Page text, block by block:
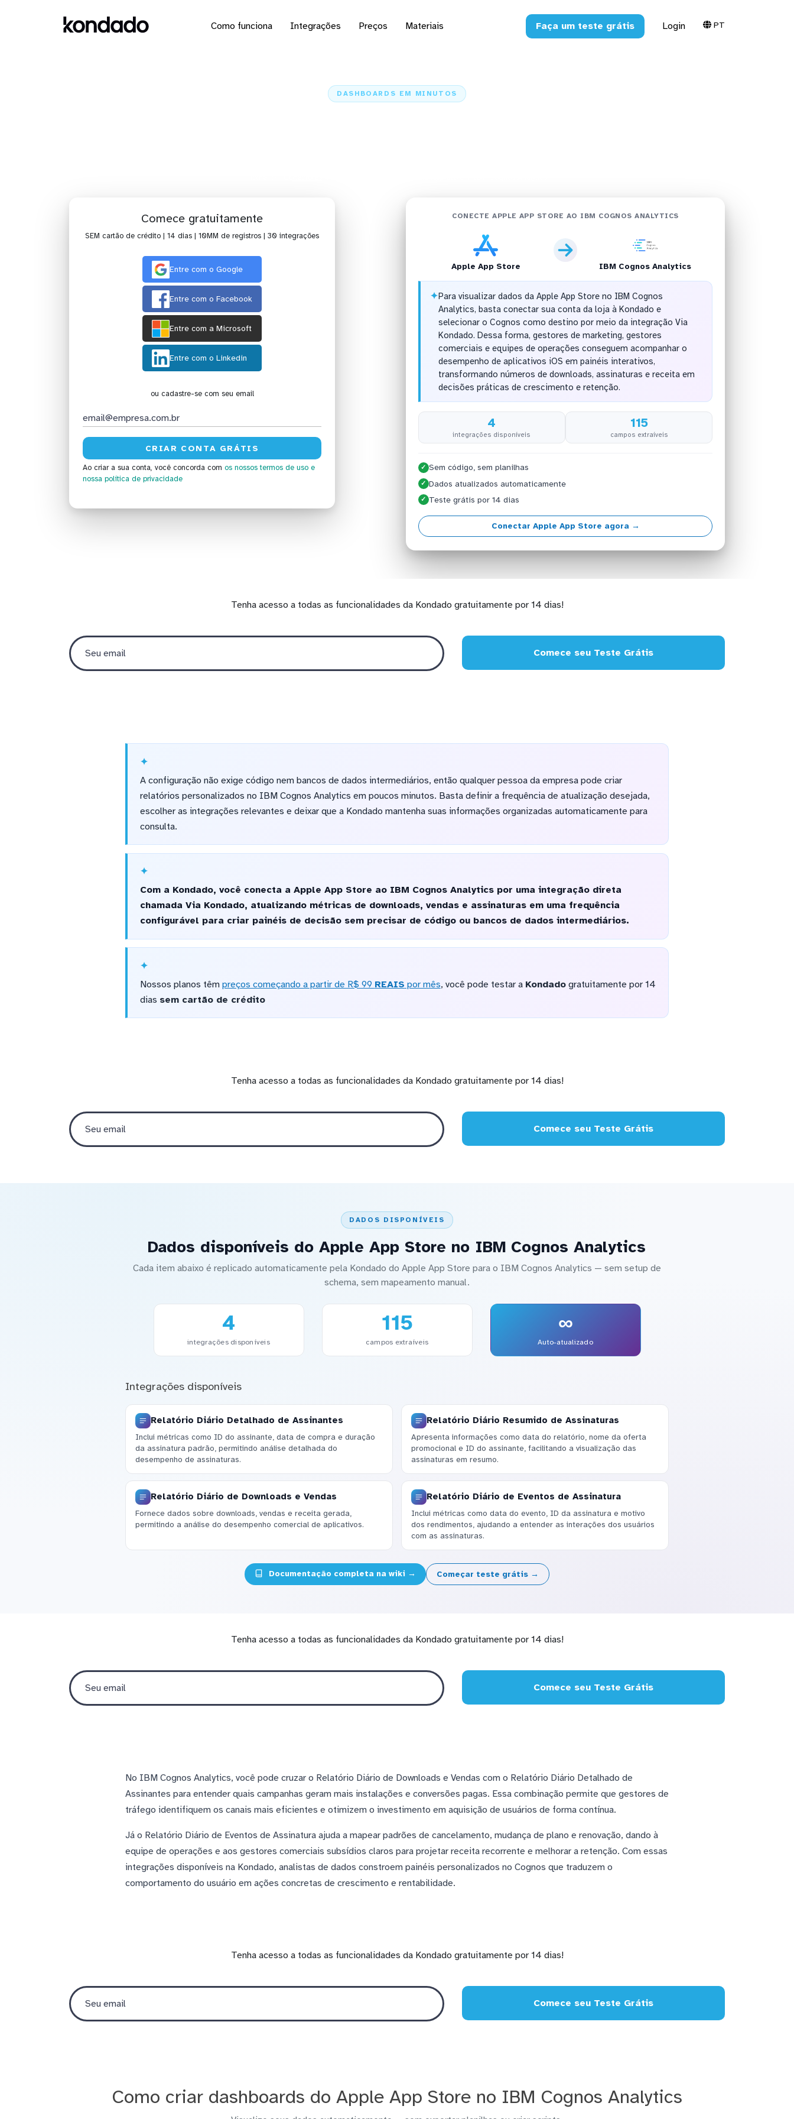
Como funciona Integrações Preços Materiais Faça um teste grátis Login PT
DASHBOARDS EM MINUTOS
Comece gratuitamente
SEM cartão de crédito | 14 dias | 10MM de registros | 30 integrações
Entre com o Google
Entre com o Facebook
Entre com a Microsoft
Entre com o Linkedin
ou cadastre-se com seu email
Ao criar a sua conta, você concorda com os nossos termos de uso e
nossa política de privacidade
CONECTE APPLE APP STORE AO IBM COGNOS ANALYTICS
Apple App Store IBM Cognos Analytics
✦Para visualizar dados da Apple App Store no IBM Cognos
Analytics, basta conectar sua conta da loja à Kondado e
selecionar o Cognos como destino por meio da integração Via
Kondado. Dessa forma, gestores de marketing, gestores
comerciais e equipes de operações conseguem acompanhar o
desempenho de aplicativos iOS em painéis interativos,
transformando números de downloads, assinaturas e receita em
decisões práticas de crescimento e retenção.
4
integrações disponíveis
115
campos extraíveis
✓ Sem código, sem planilhas
✓ Dados atualizados automaticamente
✓ Teste grátis por 14 dias
Conectar Apple App Store agora →
Tenha acesso a todas as funcionalidades da Kondado gratuitamente por 14 dias!
Comece seu Teste Grátis
A configuração não exige código nem bancos de dados intermediários, então qualquer pessoa da empresa pode criar
relatórios personalizados no IBM Cognos Analytics em poucos minutos. Basta definir a frequência de atualização desejada,
escolher as integrações relevantes e deixar que a Kondado mantenha suas informações organizadas automaticamente para
consulta.
Com a Kondado, você conecta a Apple App Store ao IBM Cognos Analytics por uma integração direta
chamada Via Kondado, atualizando métricas de downloads, vendas e assinaturas em uma frequência
configurável para criar painéis de decisão sem precisar de código ou bancos de dados intermediários.
Nossos planos têm preços começando a partir de R$ 99 REAIS por mês, você pode testar a Kondadogratuitamente por 14
dias sem cartão de crédito
Tenha acesso a todas as funcionalidades da Kondado gratuitamente por 14 dias!
Comece seu Teste Grátis
DADOS DISPONÍVEIS
Dados disponíveis do Apple App Store no IBM Cognos Analytics
Cada item abaixo é replicado automaticamente pela Kondado do Apple App Store para o IBM Cognos Analytics — sem setup de
schema, sem mapeamento manual.
4
integrações disponíveis
115
campos extraíveis
∞
Auto-atualizado
Integrações disponíveis
Relatório Diário Detalhado de Assinantes
Inclui métricas como ID do assinante, data de compra e duração
da assinatura padrão, permitindo análise detalhada do
desempenho de assinaturas.
Relatório Diário Resumido de Assinaturas
Apresenta informações como data do relatório, nome da oferta
promocional e ID do assinante, facilitando a visualização das
assinaturas em resumo.
Relatório Diário de Downloads e Vendas
Fornece dados sobre downloads, vendas e receita gerada,
permitindo a análise do desempenho comercial de aplicativos.
Relatório Diário de Eventos de Assinatura
Inclui métricas como data do evento, ID da assinatura e motivo
dos rendimentos, ajudando a entender as interações dos usuários
com as assinaturas.
Documentação completa na wiki → Começar teste grátis →
Tenha acesso a todas as funcionalidades da Kondado gratuitamente por 14 dias!
Comece seu Teste Grátis
No IBM Cognos Analytics, você pode cruzar o Relatório Diário de Downloads e Vendas com o Relatório Diário Detalhado de
Assinantes para entender quais campanhas geram mais instalações e conversões pagas. Essa combinação permite que gestores de
tráfego identifiquem os canais mais eficientes e otimizem o investimento em aquisição de usuários de forma contínua.
Já o Relatório Diário de Eventos de Assinatura ajuda a mapear padrões de cancelamento, mudança de plano e renovação, dando à
equipe de operações e aos gestores comerciais subsídios claros para projetar receita recorrente e melhorar a retenção. Com essas
integrações disponíveis na Kondado, analistas de dados constroem painéis personalizados no Cognos que traduzem o
comportamento do usuário em ações concretas de crescimento e rentabilidade.
Tenha acesso a todas as funcionalidades da Kondado gratuitamente por 14 dias!
Comece seu Teste Grátis
Como criar dashboards do Apple App Store no IBM Cognos Analytics